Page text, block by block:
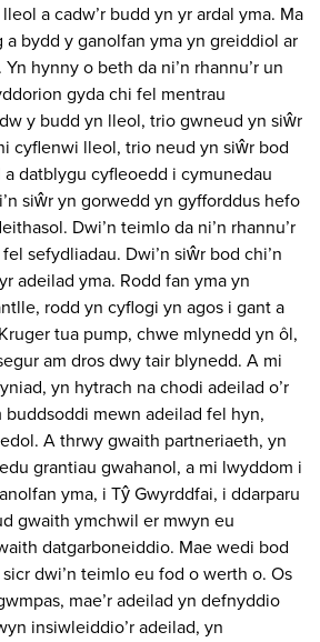
a cadw’r budd yn yr ardal yma. Ma
a bydd y ganolfan yma yn greiddiol ar
hynny o beth da ni’n rhannu’r un
gyda chi fel mentrau
y budd yn lleol, trio gwneud yn siŵr
cyflenwi lleol, trio neud yn siŵr bod
datblygu cyfleoedd i cymunedau
siŵr yn gorwedd yn gyfforddus hefo
Dwi’n teimlo da ni’n rhannu’r
sefydliadau. Dwi’n siŵr bod chi’n
adeilad yma. Rodd fan yma yn
rodd yn cyflogi yn agos i gant a
tua pump, chwe mlynedd yn ôl,
am dros dwy tair blynedd. A mi
yn hytrach na chodi adeilad o’r
mewn adeilad fel hyn,
A thrwy gwaith partneriaeth, yn
grantiau gwahanol, a mi lwyddom i
yma, i Tŷ Gwyrddfai, i ddarparu
gwaith ymchwil er mwyn eu
datgarboneiddio. Mae wedi bod
dwi’n teimlo eu fod o werth o. Os
mae’r adeilad yn defnyddio
insiwleiddio’r adeilad, yn